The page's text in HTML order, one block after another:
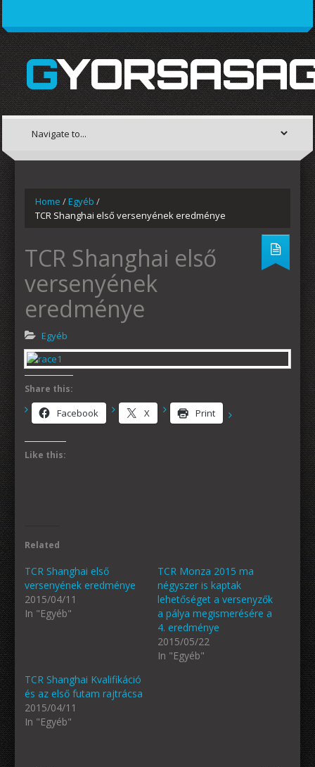
Home /Egyéb /
TCR Shanghai első versenyének eredménye
TCR Shanghai első
versenyének
eredménye
Egyéb
Share this:
Facebook X Print
Like this:
Related
TCR Shanghai első
versenyének eredménye
2015/04/11
In "Egyéb"
TCR Monza 2015 ma
négyszer is kaptak
lehetőséget a versenyzők
a pálya megismerésére a
4. eredménye
2015/05/22
In "Egyéb"
TCR Shanghai Kvalifikáció
és az első futam rajtrácsa
2015/04/11
In "Egyéb"